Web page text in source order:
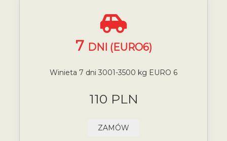
7 DNI (EURO6)
Winieta 7 dni 3001-3500 kg EURO 6
110 PLN
ZAMÓW